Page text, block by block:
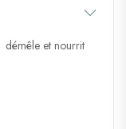
démêle et nourrit